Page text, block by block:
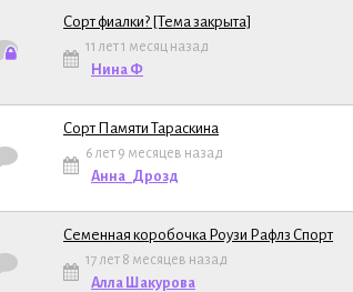
тема
Сорт фиалки? [Тема закрыта]
11 лет 1 месяц назад
Нина Ф
тема
Сорт Памяти Тараскина
6 лет 9 месяцев назад
Анна_Дрозд
тема
Семенная коробочка Роузи Рафлз Спорт
17 лет 8 месяцев назад
Алла Шакурова